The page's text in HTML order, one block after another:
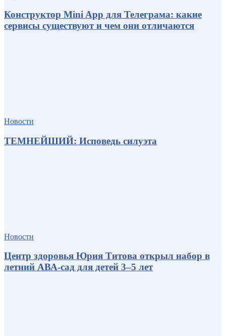
Конструктор Mini App для Телеграма: какие
сервисы существуют и чем они отличаются
Новости
ТЕМНЕЙШИЙ: Исповедь силуэта
Новости
Центр здоровья Юрия Титова открыл набор в
летний АВА-сад для детей 3–5 лет